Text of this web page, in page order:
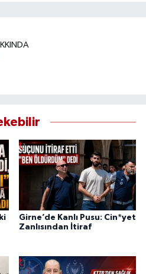
Girne’de Kanlı Pusu: Cin*yet
Zanlısından İtiraf